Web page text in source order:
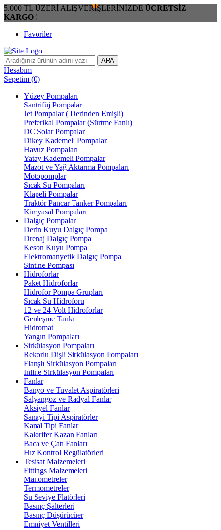
5.000 TL ÜZERİ ALIŞVERİŞLERİNİZDE ÜCRETSİZ
KARGO !
Favoriler
ARA
Hesabım
Sepetim (0)
Yüzey Pompaları
Santrifüj Pompalar
Jet Pompalar ( Derinden Emişli)
Preferikal Pompalar (Sürtme Fanlı)
DC Solar Pompalar
Dikey Kademeli Pompalar
Havuz Pompaları
Yatay Kademeli Pompalar
Mazot ve Yağ Aktarma Pompaları
Motopomplar
Sıcak Su Pompaları
Klapeli Pompalar
Traktör Pancar Tanker Pompaları
Kimyasal Pompaları
Dalgıç Pompalar
Derin Kuyu Dalgıç Pompa
Drenaj Dalgıç Pompa
Keson Kuyu Pompa
Elektromanyetik Dalgıç Pompa
Sintine Pompası
Hidroforlar
Paket Hidroforlar
Hidrofor Pompa Grupları
Sıcak Su Hidroforu
12 ve 24 Volt Hidroforlar
Genleşme Tankı
Hidromat
Yangın Pompaları
Sirkülasyon Pompaları
Rekorlu Dişli Sirkülasyon Pompaları
Flanşlı Sirkülasyon Pompaları
Inline Sirkülasyon Pompaları
Fanlar
Banyo ve Tuvalet Aspiratörleri
Salyangoz ve Radyal Fanlar
Aksiyel Fanlar
Sanayi Tipi Aspiratörler
Kanal Tipi Fanlar
Kalorifer Kazan Fanları
Baca ve Çatı Fanları
Hız Kontrol Regülatörleri
Tesisat Malzemeleri
Fittings Malzemeleri
Manometreler
Termometreler
Su Seviye Flatörleri
Basınç Şalterleri
Basınç Düşürücüer
Emniyet Ventilleri